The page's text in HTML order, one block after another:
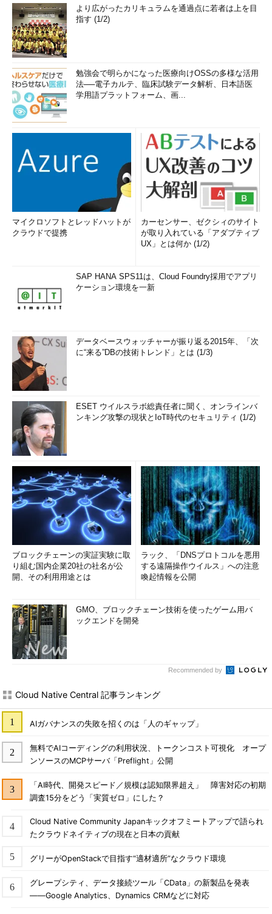
より広がったカリキュラムを通過点に若者は上を目
指す (1/2)
勉強会で明らかになった医療向けOSSの多様な活用
法──電子カルテ、臨床試験データ解析、日本語医
学用語プラットフォーム、画...
マイクロソフトとレッドハットが
クラウドで提携
カーセンサー、ゼクシィのサイト
が取り入れている「アダプティブ
UX」とは何か (1/2)
SAP HANA SPS11は、Cloud Foundry採用でアプリ
ケーション環境を一新
データベースウォッチャーが振り返る2015年、「次
に“来る”DBの技術トレンド」とは (1/3)
ESET ウイルスラボ総責任者に聞く、オンラインバ
ンキング攻撃の現状とIoT時代のセキュリティ (1/2)
ブロックチェーンの実証実験に取
り組む国内企業20社の社名が公
開、その利用用途とは
ラック、「DNSプロトコルを悪用
する遠隔操作ウイルス」への注意
喚起情報を公開
GMO、ブロックチェーン技術を使ったゲーム用バ
ックエンドを開発
Recommended by
Cloud Native Central 記事ランキング
AIガバナンスの失敗を招くのは「人のギャップ」
無料でAIコーディングの利用状況、トークンコスト可視化 オープ
ンソースのMCPサーバ「Preflight」公開
「AI時代、開発スピード／規模は認知限界超え」 障害対応の初期
調査15分をどう「実質ゼロ」にした？
Cloud Native Community Japanキックオフミートアップで語られ
たクラウドネイティブの現在と日本の貢献
グリーがOpenStackで目指す“適材適所”なクラウド環境
グレープシティ、データ接続ツール「CData」の新製品を発表
――Google Analytics、Dynamics CRMなどに対応